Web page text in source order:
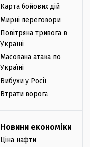
Карта бойових дій
Мирні переговори
Повітряна тривога в
Україні
Масована атака по
Україні
Вибухи у Росії
Втрати ворога
Новини економіки
Ціна нафти